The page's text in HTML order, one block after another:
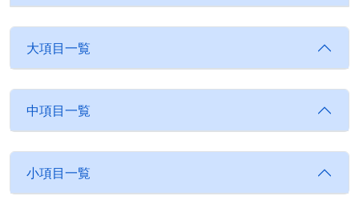
大項目一覧
中項目一覧
小項目一覧